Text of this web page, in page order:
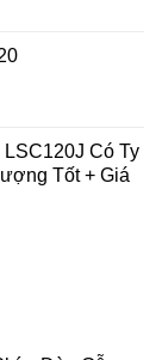
Có Ty
Tốt + Giá